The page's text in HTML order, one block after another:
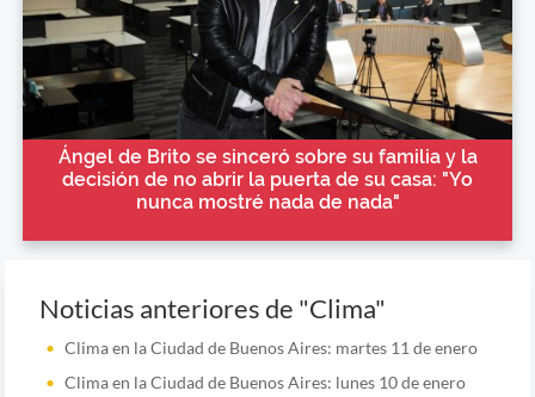
Ángel de Brito se sinceró sobre su familia y la
decisión de no abrir la puerta de su casa: "Yo
nunca mostré nada de nada"
Noticias anteriores de "Clima"
Clima en la Ciudad de Buenos Aires: martes 11 de enero
Clima en la Ciudad de Buenos Aires: lunes 10 de enero